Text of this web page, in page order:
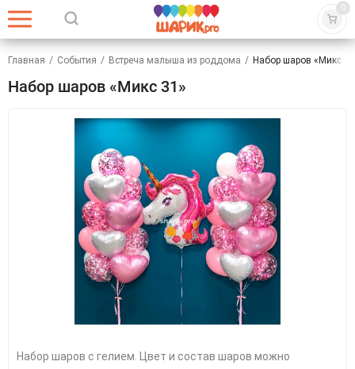
0
Главная / События / Встреча малыша из роддома / Набор шаров «Микс
Набор шаров «Микс 31»
Набор шаров с гелием. Цвет и состав шаров можно